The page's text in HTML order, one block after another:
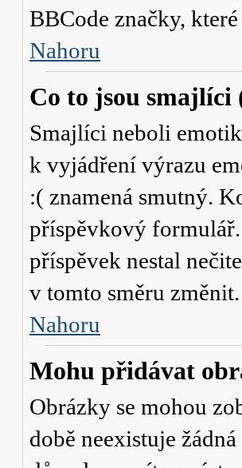
BBCode značky,
Nahoru
Co to jsou smajlíci
Smajlíci neboli
k vyjádření výrazu
:( znamená smutný.
příspěvkový formulář.
příspěvek nestal
v tomto směru změnit.
Nahoru
Mohu přidávat
Obrázky se mohou
době neexistuje